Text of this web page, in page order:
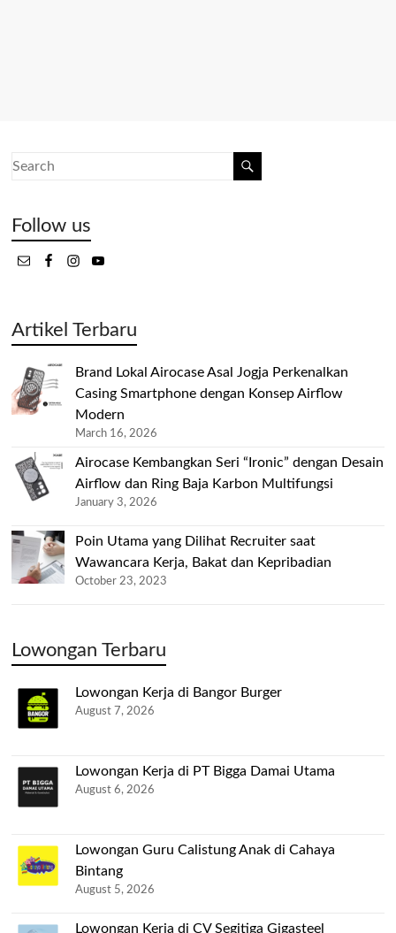
Follow us
Artikel Terbaru
Brand Lokal Airocase Asal Jogja Perkenalkan
Casing Smartphone dengan Konsep Airflow
Modern
March 16, 2026
Airocase Kembangkan Seri “Ironic” dengan Desain
Airflow dan Ring Baja Karbon Multifungsi
January 3, 2026
Poin Utama yang Dilihat Recruiter saat
Wawancara Kerja, Bakat dan Kepribadian
October 23, 2023
Lowongan Terbaru
Lowongan Kerja di Bangor Burger
August 7, 2026
Lowongan Kerja di PT Bigga Damai Utama
August 6, 2026
Lowongan Guru Calistung Anak di Cahaya
Bintang
August 5, 2026
Lowongan Kerja di CV Segitiga Gigasteel